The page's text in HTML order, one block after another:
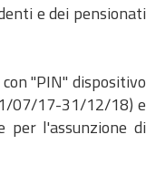
e dei pensionati
con "PIN" dispositivo
07/17-31/12/18) e
per l'assunzione di